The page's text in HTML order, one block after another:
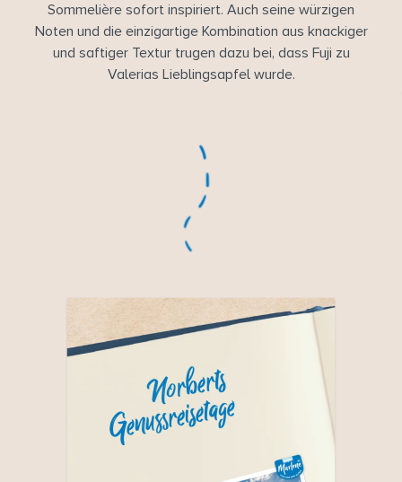
Sommelière sofort inspiriert. Auch seine würzigen
Noten und die einzigartige Kombination aus knackiger
und saftiger Textur trugen dazu bei, dass Fuji zu
Valerias Lieblingsapfel wurde.